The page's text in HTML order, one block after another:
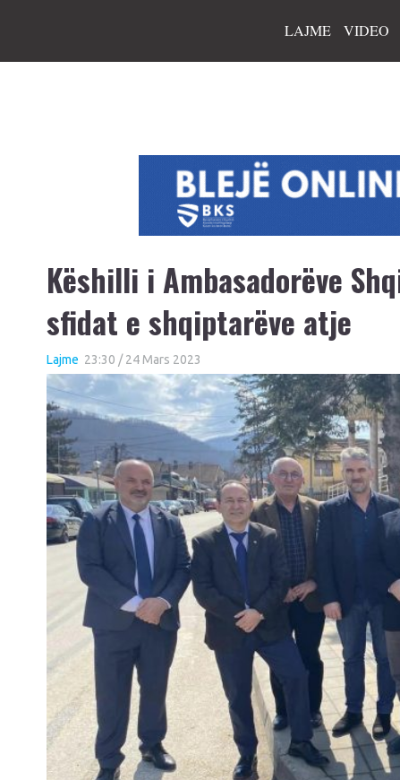
LAJME VIDEO
Këshilli i Ambasadorëve
sfidat e shqiptarëve atje
Lajme 23:30 / 24 Mars 2023